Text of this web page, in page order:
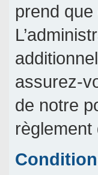
prend
assurez-
de notre
règlement